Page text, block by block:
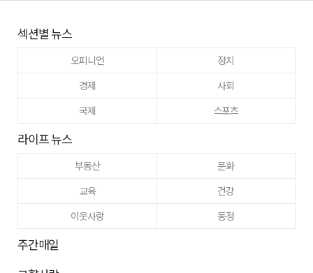
섹션별 뉴스
오피니언
정치
경제
사회
국제
스포츠
라이프 뉴스
부동산
문화
교육
건강
이웃사랑
동정
주간매일